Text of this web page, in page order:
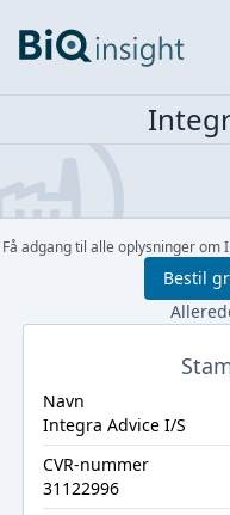
Få adgang til alle oplysninger om
Bestil
Navn
Integra Advice I/S
CVR-nummer
31122996